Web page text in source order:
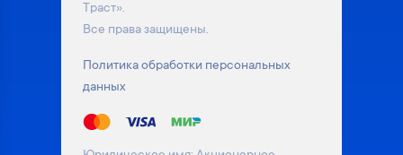
Траст».
Все права защищены.
Политика обработки персональных
данных